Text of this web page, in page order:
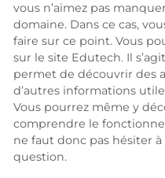
vous n’aimez pas
domaine. Dans ce cas,
faire sur ce point. Vous
sur le site Edutech. Il
permet de découvrir des
d’autres informations
Vous pourrez même y
comprendre le
ne faut donc pas hésiter
question.